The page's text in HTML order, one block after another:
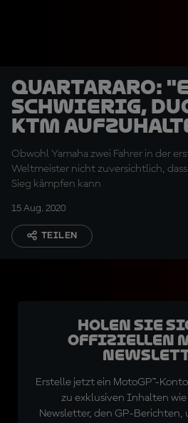
Quartararo:
schwierig,
KTM
Obwohl Yamaha zwei Fahrer in der
Weltmeister nicht zuversichtlich,
Sieg kämpfen kann
15 Aug. 2020
TEILEN
Holen Sie
offiziellen
Erstelle jetzt ein MotoGP™-
zu exklusiven Inhalten wie
Newsletter, den GP-Berichten,